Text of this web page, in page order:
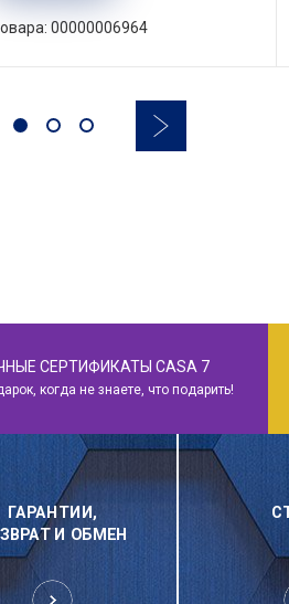
00000006964
СЕРТИФИКАТЫ CASA 7
когда не знаете, что подарить!
ГАРАНТИИ,
И ОБМЕН